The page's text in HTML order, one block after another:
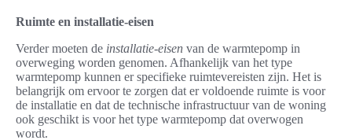
Ruimte en installatie-eisen
Verder moeten de installatie-eisen van de warmtepomp in
overweging worden genomen. Afhankelijk van het type
warmtepomp kunnen er specifieke ruimtevereisten zijn. Het is
belangrijk om ervoor te zorgen dat er voldoende ruimte is voor
de installatie en dat de technische infrastructuur van de woning
ook geschikt is voor het type warmtepomp dat overwogen
wordt.